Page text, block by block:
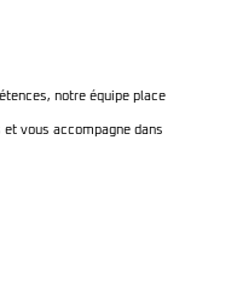
notre équipe place
vous accompagne dans